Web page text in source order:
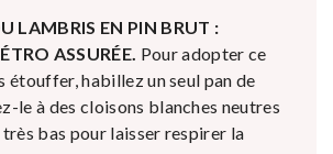
LAMBRIS EN PIN BRUT :
ASSURÉE. Pour adopter ce
étouffer, habillez un seul pan de
le à des cloisons blanches neutres
bas pour laisser respirer la